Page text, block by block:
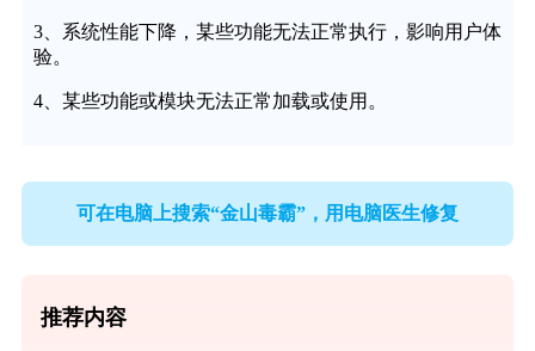
3、系统性能下降，某些功能无法正常执行，影响用户体
验。
4、某些功能或模块无法正常加载或使用。
可在电脑上搜索“金山毒霸”，用电脑医生修复
推荐内容